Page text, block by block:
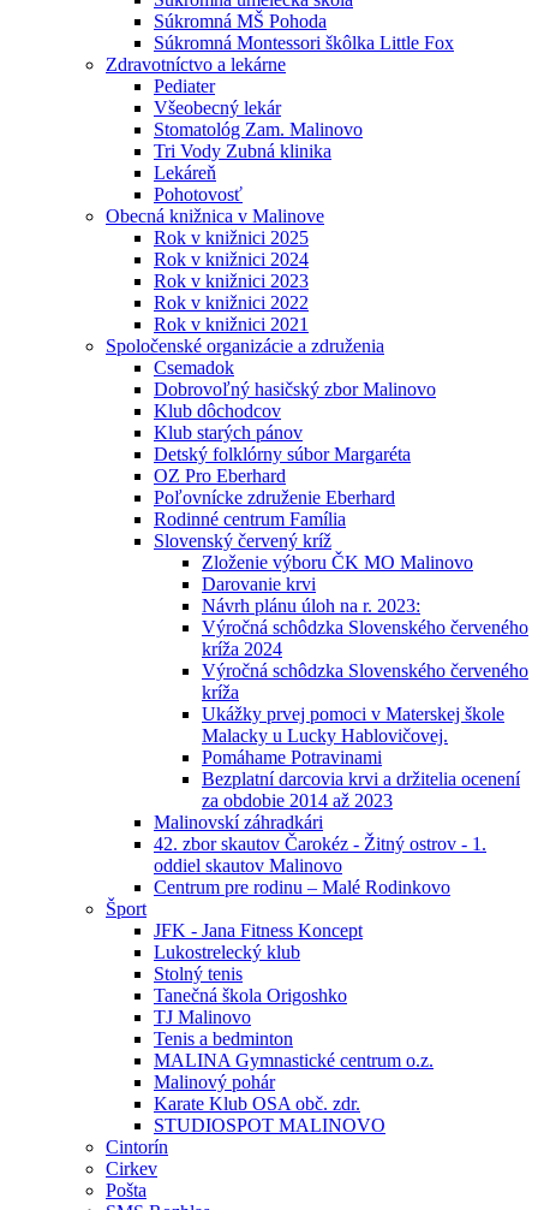
Súkromná MŠ Pohoda
Súkromná Montessori škôlka Little Fox
Zdravotníctvo a lekárne
Pediater
Všeobecný lekár
Stomatológ Zam. Malinovo
Tri Vody Zubná klinika
Lekáreň
Pohotovosť
Obecná knižnica v Malinove
Rok v knižnici 2025
Rok v knižnici 2024
Rok v knižnici 2023
Rok v knižnici 2022
Rok v knižnici 2021
Spoločenské organizácie a združenia
Csemadok
Dobrovoľný hasičský zbor Malinovo
Klub dôchodcov
Klub starých pánov
Detský folklórny súbor Margaréta
OZ Pro Eberhard
Poľovnícke združenie Eberhard
Rodinné centrum Família
Slovenský červený kríž
Zloženie výboru ČK MO Malinovo
Darovanie krvi
Návrh plánu úloh na r. 2023:
Výročná schôdzka Slovenského červeného
kríža 2024
Výročná schôdzka Slovenského červeného
kríža
Ukážky prvej pomoci v Materskej škole
Malacky u Lucky Hablovičovej.
Pomáhame Potravinami
Bezplatní darcovia krvi a držitelia ocenení
za obdobie 2014 až 2023
Malinovskí záhradkári
42. zbor skautov Čarokéz - Žitný ostrov - 1.
oddiel skautov Malinovo
Centrum pre rodinu – Malé Rodinkovo
Šport
JFK - Jana Fitness Koncept
Lukostrelecký klub
Stolný tenis
Tanečná škola Origoshko
TJ Malinovo
Tenis a bedminton
MALINA Gymnastické centrum o.z.
Malinový pohár
Karate Klub OSA obč. zdr.
STUDIOSPOT MALINOVO
Cintorín
Cirkev
Pošta